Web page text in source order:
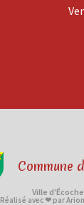
Commune
Ville
Réalisé avec ❤ par